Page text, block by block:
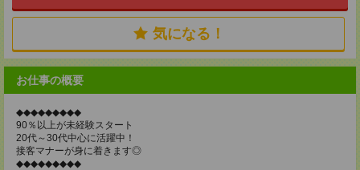
気になる！
お仕事の概要
◆◆◆◆◆◆◆◆◆
90％以上が未経験スタート
20代～30代中心に活躍中！
接客マナーが身に着きます◎
◆◆◆◆◆◆◆◆◆